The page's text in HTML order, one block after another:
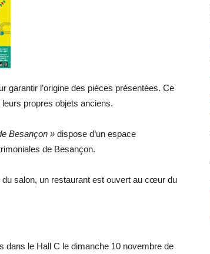
garantir l’origine des pièces présentées. Ce
propres objets anciens.
Besançon » dispose d’un espace
de Besançon.
salon, un restaurant est ouvert au cœur du
dans le Hall C le dimanche 10 novembre de